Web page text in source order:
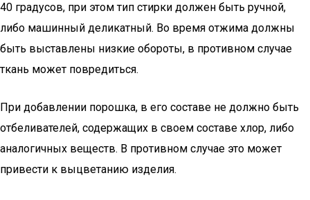
40 градусов, при этом тип стирки должен быть ручной,
либо машинный деликатный. Во время отжима должны
быть выставлены низкие обороты, в противном случае
ткань может повредиться.
При добавлении порошка, в его составе не должно быть
отбеливателей, содержащих в своем составе хлор, либо
аналогичных веществ. В противном случае это может
привести к выцветанию изделия.